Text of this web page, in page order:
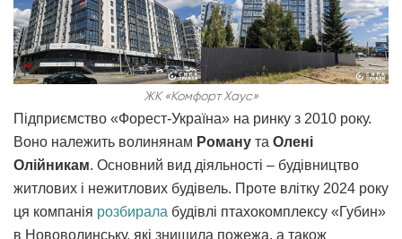
ЖК «Комфорт Хаус»
Підприємство «Форест-Україна» на ринку з 2010 року.
Воно належить волинянам Роману та Олені
Олійникам. Основний вид діяльності – будівництво
житлових і нежитлових будівель. Проте влітку 2024 року
ця компанія розбирала будівлі птахокомплексу «Губин»
в Нововолинську, які знищила пожежа, а також